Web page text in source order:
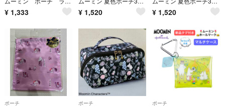
¥ 1,333 ¥ 1,520 ¥ 1,520
ポーチ ポーチ ポーチ